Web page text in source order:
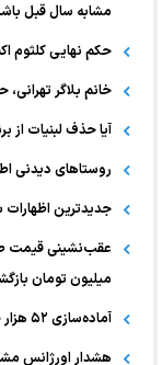
مشابه سال قبل
حکم نهایی کلثوم
خانم بلاگر
آیا حذف لبنیات از
روستاهای دیدنی
جدیدترین اظهارات
میلیون تومان
آماده‌سازی ۵۲ هزار جای پارک خودرو در مشهد برای دهه پایانی صفر
هشدار اورژانس